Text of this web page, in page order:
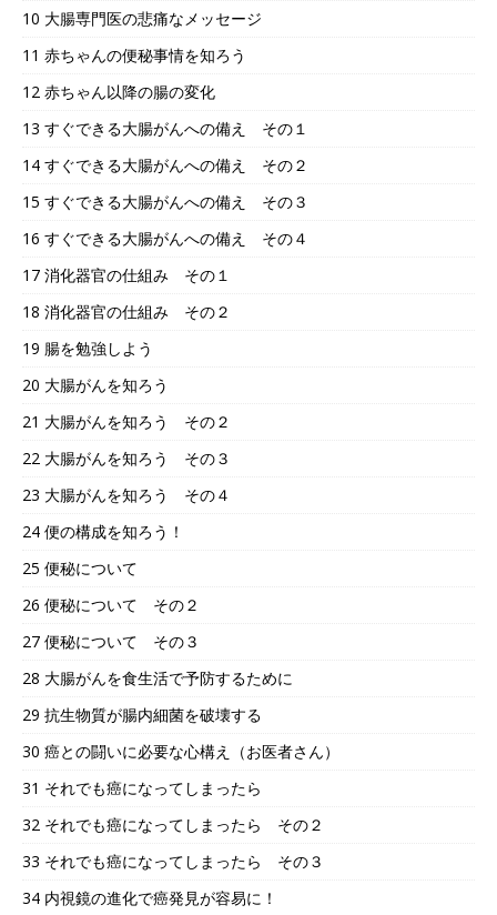
10 大腸専門医の悲痛なメッセージ
11 赤ちゃんの便秘事情を知ろう
12 赤ちゃん以降の腸の変化
13 すぐできる大腸がんへの備え その１
14 すぐできる大腸がんへの備え その２
15 すぐできる大腸がんへの備え その３
16 すぐできる大腸がんへの備え その４
17 消化器官の仕組み その１
18 消化器官の仕組み その２
19 腸を勉強しよう
20 大腸がんを知ろう
21 大腸がんを知ろう その２
22 大腸がんを知ろう その３
23 大腸がんを知ろう その４
24 便の構成を知ろう！
25 便秘について
26 便秘について その２
27 便秘について その３
28 大腸がんを食生活で予防するために
29 抗生物質が腸内細菌を破壊する
30 癌との闘いに必要な心構え（お医者さん）
31 それでも癌になってしまったら
32 それでも癌になってしまったら その２
33 それでも癌になってしまったら その３
34 内視鏡の進化で癌発見が容易に！